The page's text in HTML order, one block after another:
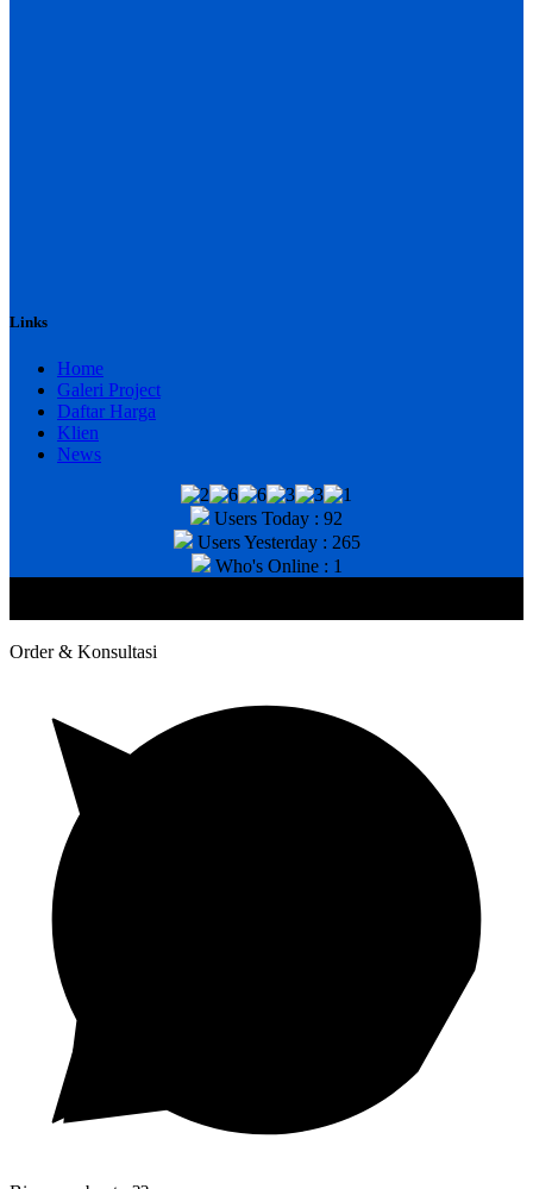
Links
Home
Galeri Project
Daftar Harga
Klien
News
Users Today : 92
Users Yesterday : 265
Who's Online : 1
Order & Konsultasi